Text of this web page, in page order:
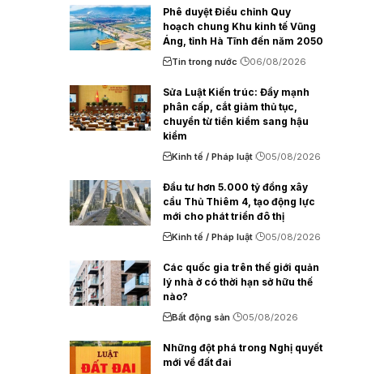
Phê duyệt Điều chỉnh Quy
hoạch chung Khu kinh tế Vũng
Áng, tỉnh Hà Tĩnh đến năm 2050
Tin trong nước 06/08/2026
Sửa Luật Kiến trúc: Đẩy mạnh
phân cấp, cắt giảm thủ tục,
chuyển từ tiền kiểm sang hậu
kiểm
Kinh tế / Pháp luật 05/08/2026
Đầu tư hơn 5.000 tỷ đồng xây
cầu Thủ Thiêm 4, tạo động lực
mới cho phát triển đô thị
Kinh tế / Pháp luật 05/08/2026
Các quốc gia trên thế giới quản
lý nhà ở có thời hạn sở hữu thế
nào?
Bất động sản 05/08/2026
Những đột phá trong Nghị quyết
mới về đất đai